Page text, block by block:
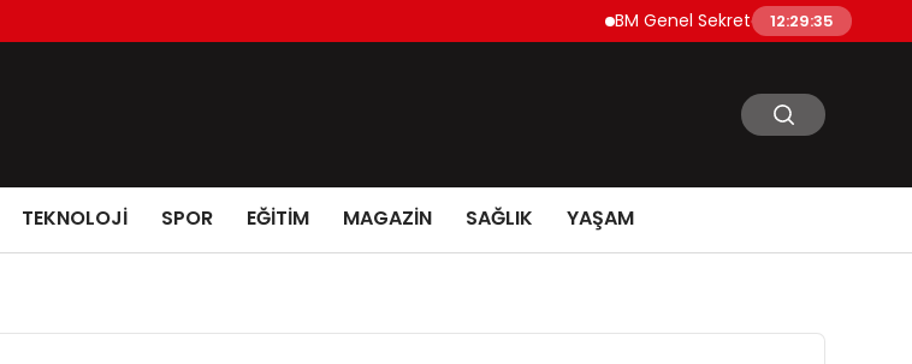
BM Genel Sekreteri Guterres’ten Çift
12:29:35
TEKNOLOJİ SPOR EĞİTİM MAGAZİN SAĞLIK YAŞAM